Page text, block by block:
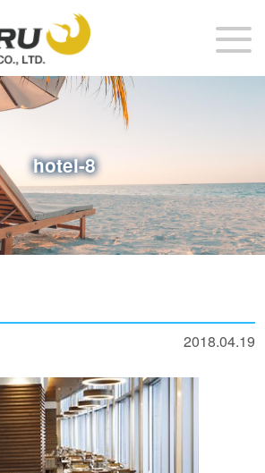
hotel-8
2018.04.19